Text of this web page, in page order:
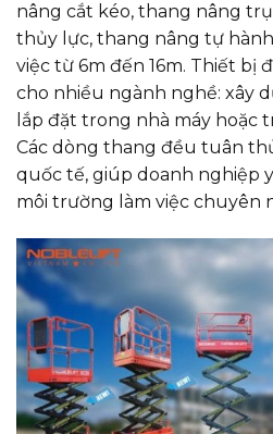
nâng cắt kéo, thang nâng
thủy lực, thang nâng tự
việc từ 6m đến 16m. Thiết bị
cho nhiều ngành nghề: xây
lắp đặt trong nhà máy hoặc
Các dòng thang đều tuân
quốc tế, giúp doanh nghiệp
môi trường làm việc chuyên